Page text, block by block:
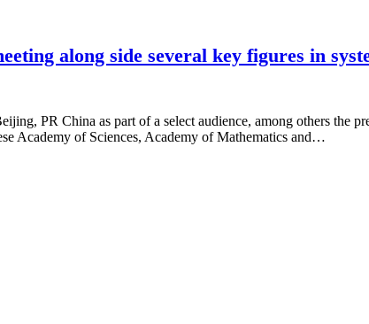
along side several key figures in
PR China as part of a select audience, among others the
Academy of Sciences, Academy of Mathematics and…